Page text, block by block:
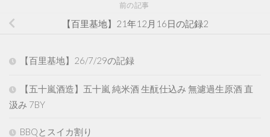
前の記事
【百里基地】21年12月16日の記録2
【百里基地】26/7/29の記録
【五十嵐酒造】五十嵐 純米酒 生酛仕込み 無濾過生原酒 直
汲み 7BY
BBQとスイカ割り